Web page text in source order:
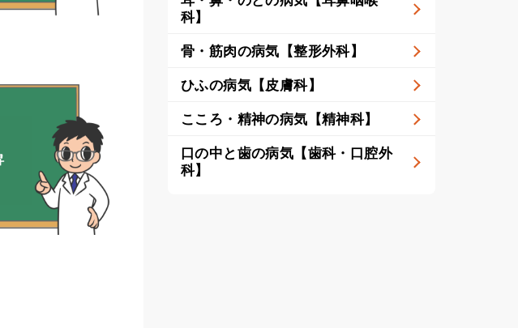
科】
骨・筋肉の病気【整形外科】
ひふの病気【皮膚科】
こころ・精神の病気【精神科】
口の中と歯の病気【歯科・口腔外
科】